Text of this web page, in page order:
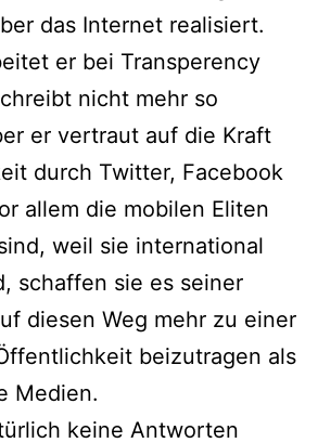
das Internet realisiert.
er bei Transperency
nicht mehr so
er vertraut auf die Kraft
durch Twitter, Facebook
allem die mobilen Eliten
weil sie international
schaffen sie es seiner
diesen Weg mehr zu einer
beizutragen als
Medien.
keine Antworten